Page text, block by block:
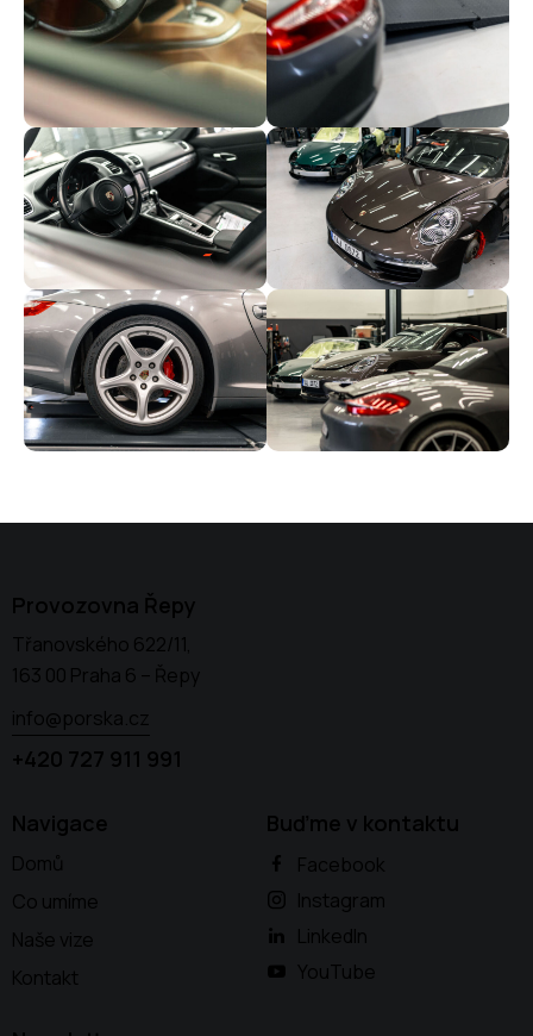
Provozovna Řepy
Třanovského 622/11,
163 00 Praha 6 – Řepy
info@porska.cz
+420 727 911 991
Navigace
Domů
Co umíme
Naše vize
Kontakt
Buďme v kontaktu
Facebook
Instagram
LinkedIn
YouTube